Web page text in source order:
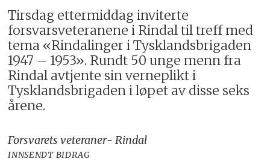
Tirsdag ettermiddag inviterte
forsvarsveteranene i Rindal til treff med
tema «Rindalinger i Tysklandsbrigaden
1947 – 1953». Rundt 50 unge menn fra
Rindal avtjente sin verneplikt i
Tysklandsbrigaden i løpet av disse seks
årene.
Forsvarets veteraner- Rindal
INNSENDT BIDRAG